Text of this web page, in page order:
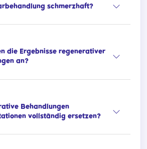
schmerzhaft?
die Ergebnisse regenerativer
an?
Behandlungen
vollständig ersetzen?